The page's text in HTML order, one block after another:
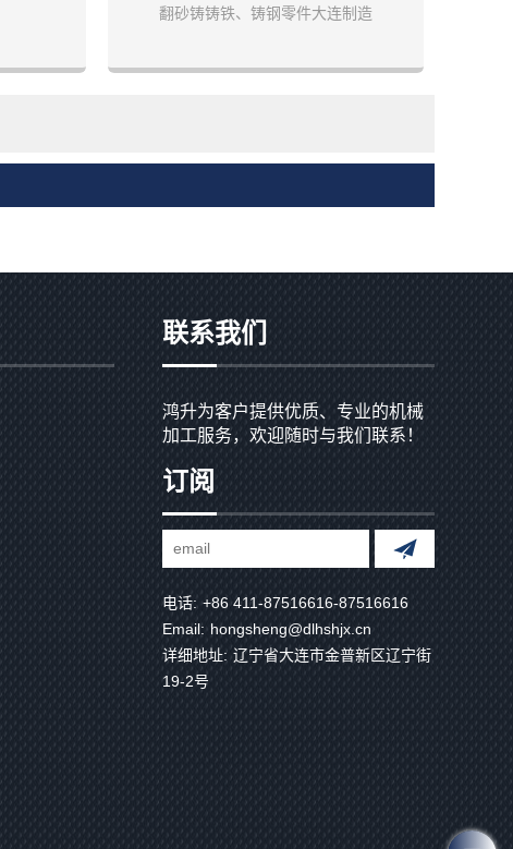
翻砂铸铸铁、铸钢零件大连制造
联系我们
鸿升为客户提供优质、专业的机械
加工服务，欢迎随时与我们联系！
订阅
电话: +86 411-87516616-87516616
Email: hongsheng@dlhshjx.cn
详细地址: 辽宁省大连市金普新区辽宁街
19-2号